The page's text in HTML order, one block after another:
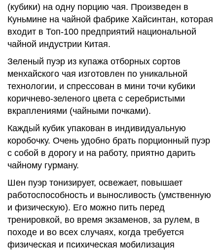
(кубики) на одну порцию чая. Произведен в
Куньмине на чайной фабрике Хайсинтан, которая
входит в Топ-100 предприятий национальной
чайной индустрии Китая.
Зеленый пуэр из купажа отборных сортов
менхайского чая изготовлен по уникальной
технологии, и спрессован в мини точи кубики
коричнево-зеленого цвета с серебристыми
вкраплениями (чайными почками).
Каждый кубик упакован в индивидуальную
коробочку. Очень удобно брать порционный пуэр
с собой в дорогу и на работу, приятно дарить
чайному гурману.
Шен пуэр тонизирует, освежает, повышает
работоспособность и выносливость (умственную
и физическую). Его можно пить перед
тренировкой, во время экзаменов, за рулем, в
походе и во всех случаях, когда требуется
физическая и психическая мобилизация